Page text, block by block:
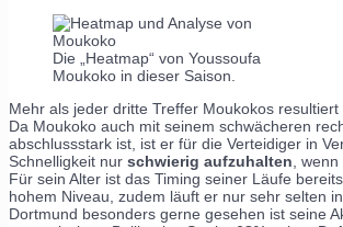
Die „Heatmap“ von Youssoufa
Moukoko in dieser Saison.
Mehr als jeder dritte Treffer Moukokos resultiert
Da Moukoko auch mit seinem schwächeren
abschlussstark ist, ist er für die Verteidiger in
Schnelligkeit nur schwierig aufzuhalten ,
Für sein Alter ist das Timing seiner Läufe
hohem Niveau, zudem läuft er nur sehr selten
Dortmund besonders gerne gesehen ist seine